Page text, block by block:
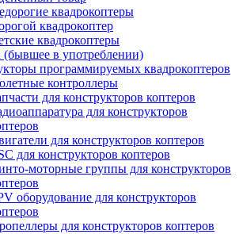
квадрокоптеры
квадрокоптер
квадрокоптеры
(бывшее в употреблении)
программируемых квадрокоптеров
контроллеры
для конструкторов коптеров
для конструкторов
для конструкторов коптеров
для конструкторов коптеров
моторные группы для конструкторов
оборудование для конструкторов
для конструкторов коптеров